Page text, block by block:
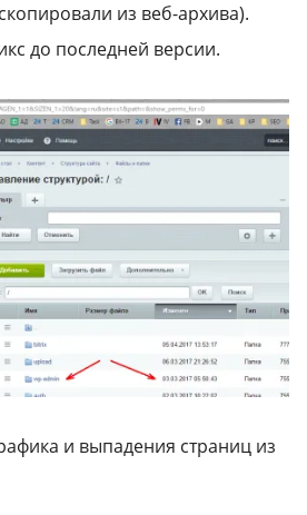
из веб-архива).
до последней версии.
и выпадения страниц из